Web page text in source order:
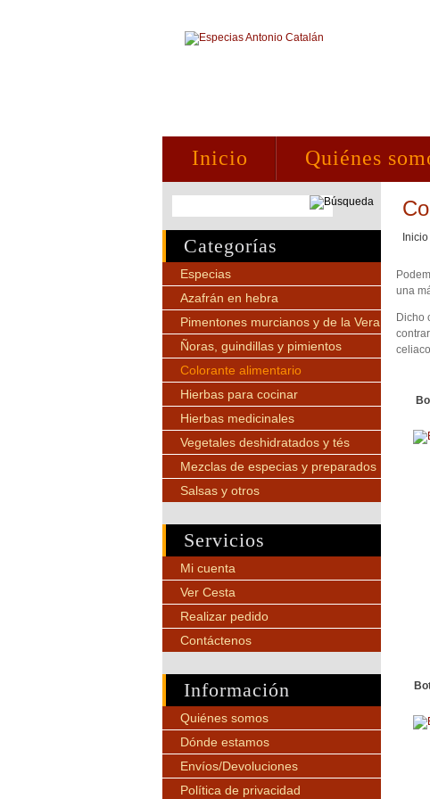
Inicio Quiénes
Categorías
Especias
Azafrán en hebra
Pimentones murcianos y de la Vera
Ñoras, guindillas y pimientos
Colorante alimentario
Hierbas para cocinar
Hierbas medicinales
Vegetales deshidratados y tés
Mezclas de especias y preparados
Salsas y otros
Servicios
Mi cuenta
Ver Cesta
Realizar pedido
Contáctenos
Información
Quiénes somos
Dónde estamos
Envíos/Devoluciones
Política de privacidad
Inicio
una
Dicho